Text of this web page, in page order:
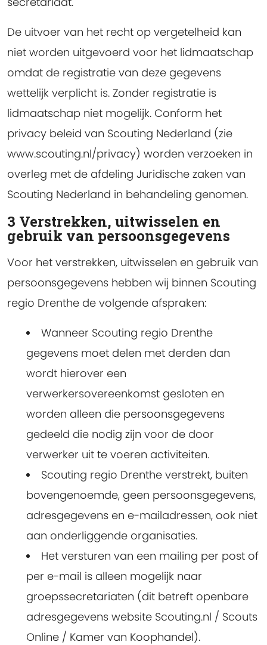
De uitvoer van het recht op vergetelheid kan
niet worden uitgevoerd voor het lidmaatschap
omdat de registratie van deze gegevens
wettelijk verplicht is. Zonder registratie is
lidmaatschap niet mogelijk. Conform het
privacy beleid van Scouting Nederland (zie
www.scouting.nl/privacy) worden verzoeken in
overleg met de afdeling Juridische zaken van
Scouting Nederland in behandeling genomen.
3 Verstrekken, uitwisselen en
gebruik van persoonsgegevens
Voor het verstrekken, uitwisselen en gebruik van
persoonsgegevens hebben wij binnen Scouting
regio Drenthe de volgende afspraken:
Wanneer Scouting regio Drenthe
gegevens moet delen met derden dan
wordt hierover een
verwerkersovereenkomst gesloten en
worden alleen die persoonsgegevens
gedeeld die nodig zijn voor de door
verwerker uit te voeren activiteiten.
Scouting regio Drenthe verstrekt, buiten
bovengenoemde, geen persoonsgegevens,
adresgegevens en e-mailadressen, ook niet
aan onderliggende organisaties.
Het versturen van een mailing per post of
per e-mail is alleen mogelijk naar
groepssecretariaten (dit betreft openbare
adresgegevens website Scouting.nl / Scouts
Online / Kamer van Koophandel).